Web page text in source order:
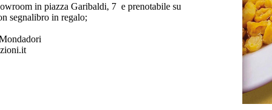
in piazza Garibaldi, 7 e prenotabile su
segnalibro in regalo;